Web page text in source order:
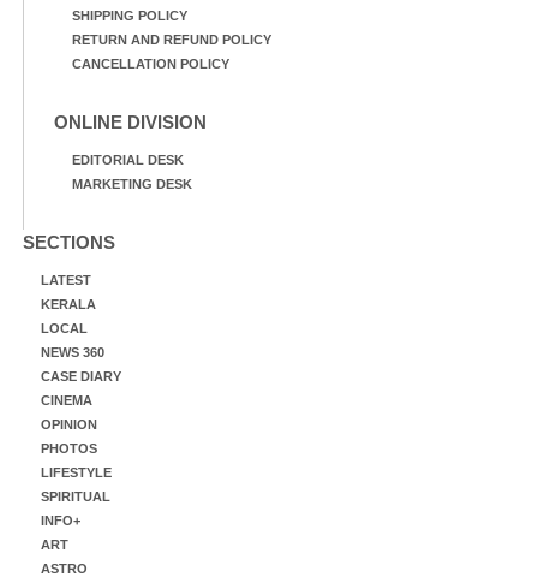
SHIPPING POLICY
RETURN AND REFUND POLICY
CANCELLATION POLICY
ONLINE DIVISION
EDITORIAL DESK
MARKETING DESK
SECTIONS
LATEST
KERALA
LOCAL
NEWS 360
CASE DIARY
CINEMA
OPINION
PHOTOS
LIFESTYLE
SPIRITUAL
INFO+
ART
ASTRO